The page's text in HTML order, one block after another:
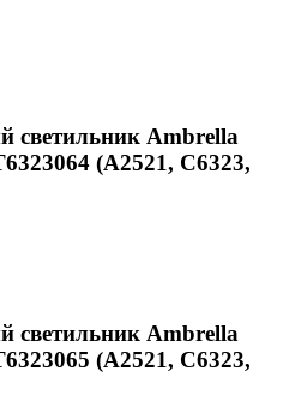
светильник Ambrella
(A2521, C6323,
светильник Ambrella
(A2521, C6323,